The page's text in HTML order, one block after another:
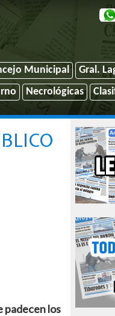
Municipal
Gral.
Necrológicas
padecen los